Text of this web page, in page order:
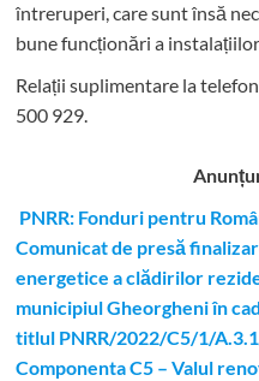
întreruperi, care sunt însă
bune funcționări a
Relații suplimentare la tel
500 929.
PNRR: Fonduri pentru
Comunicat de presă
energetice a clădirilor
municipiul Gheorgheni în
titlul PNRR/2022/C5/1/
Componenta C5 – Valul